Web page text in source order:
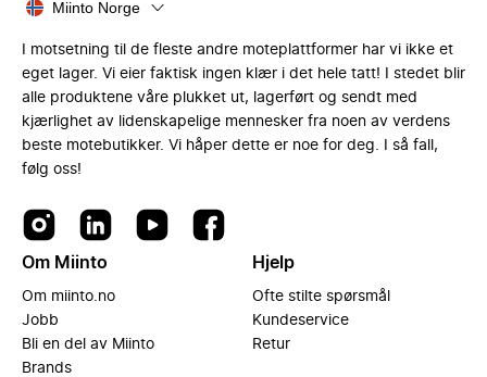
Miinto Norge
I motsetning til de fleste andre moteplattformer har vi ikke et
eget lager. Vi eier faktisk ingen klær i det hele tatt! I stedet blir
alle produktene våre plukket ut, lagerført og sendt med
kjærlighet av lidenskapelige mennesker fra noen av verdens
beste motebutikker. Vi håper dette er noe for deg. I så fall,
følg oss!
Om Miinto
Om miinto.no
Jobb
Bli en del av Miinto
Brands
Hjelp
Ofte stilte spørsmål
Kundeservice
Retur